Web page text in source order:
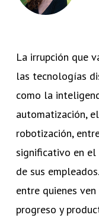
La irrupción que
las tecnologías
como la
automatización,
robotización,
significativo en
de sus
entre quienes
progreso y